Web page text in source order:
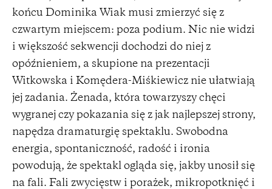
końcu Dominika Wiak musi zmierzyć się z
czwartym miejscem: poza podium. Nic nie widzi
i większość sekwencji dochodzi do niej z
opóźnieniem, a skupione na prezentacji
Witkowska i Komędera-Miśkiewicz nie ułatwiają
jej zadania. Żenada, która towarzyszy chęci
wygranej czy pokazania się z jak najlepszej strony,
napędza dramaturgię spektaklu. Swobodna
energia, spontaniczność, radość i ironia
powodują, że spektakl ogląda się, jakby unosił się
na fali. Fali zwycięstw i porażek, mikropotknięć i